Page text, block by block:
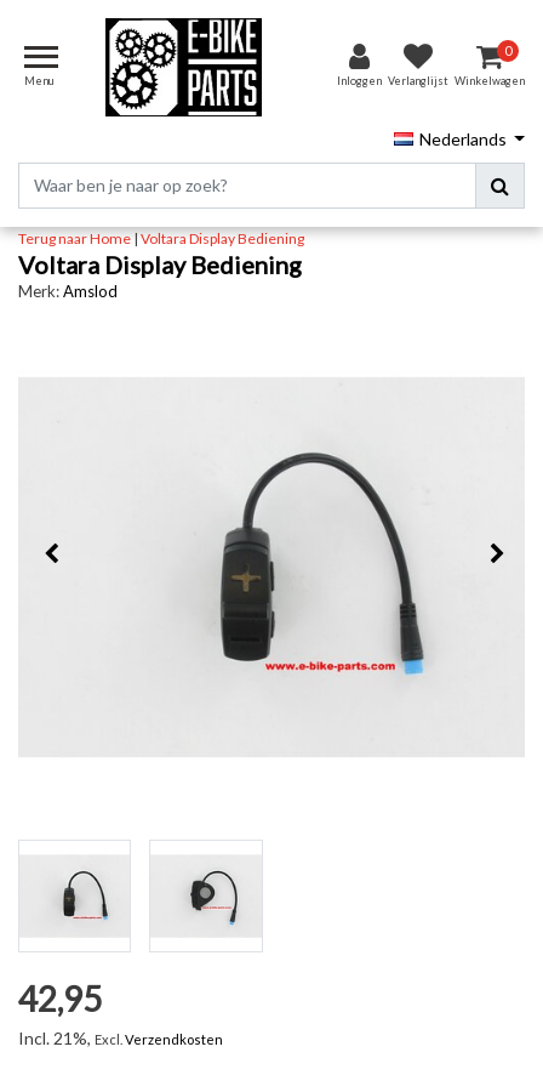
Menu Inloggen Verlanglijst
0
Winkelwagen
Nederlands
Terug naar Home|Voltara Display Bediening
Voltara Display Bediening
Merk:Amslod
42,95
Incl. 21%, Excl. Verzendkosten